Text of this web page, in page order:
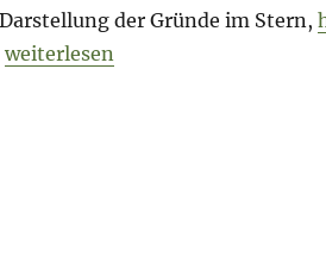
der Gründe im Stern,
„Morning Briefing –11. Januar
weiterlesen